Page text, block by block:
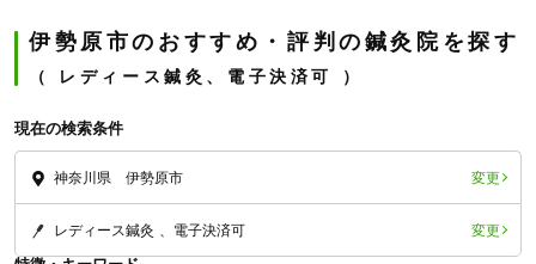
伊勢原市のおすすめ・評判の鍼灸院を探す
レディース鍼灸、電子決済可
現在の検索条件
神奈川県 伊勢原市 変更
レディース鍼灸 電子決済可 変更
「健康にはりを見た」